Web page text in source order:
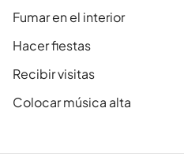
Fumar en el interior
Hacer fiestas
Recibir visitas
Colocar música alta